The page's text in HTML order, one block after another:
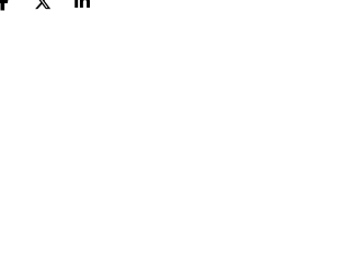
D
D
S